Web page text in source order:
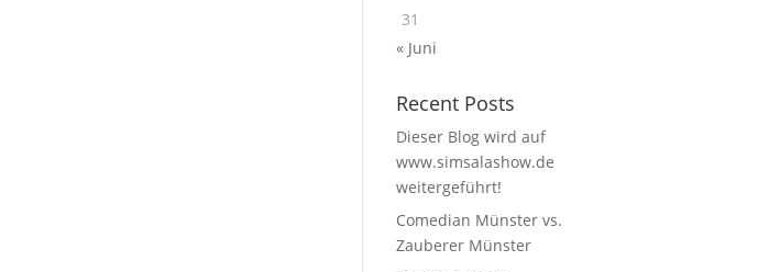
31
« Juni
Recent Posts
Dieser Blog wird auf
www.simsalashow.de
weitergeführt!
Comedian Münster vs.
Zauberer Münster